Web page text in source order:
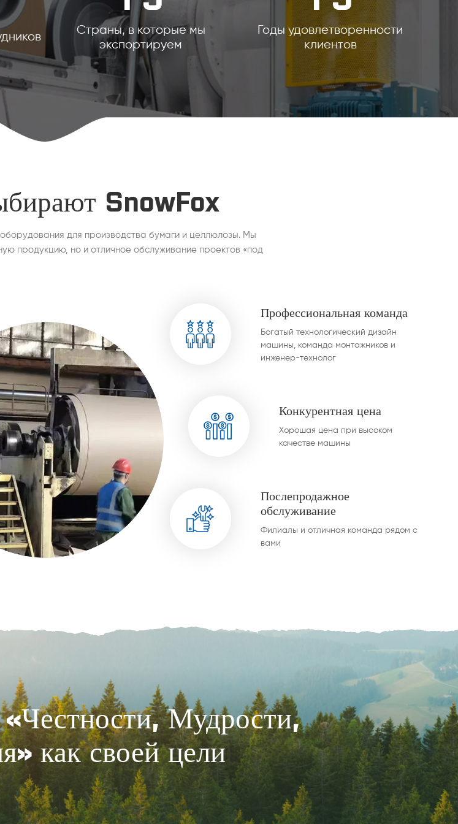
Страны, в которые мы
экспортируем
Годы удовлетворенности
клиентов
SnowFox
для производства бумаги и целлюлозы. Мы
продукцию, но и отличное обслуживание проектов «под
Профессиональная команда
Богатый технологический дизайн
машины, команда монтажников и
инженер-технолог
Конкурентная цена
Хорошая цена при высоком
качестве машины
Послепродажное
обслуживание
Филиалы и отличная команда рядом с
вами
Мудрости,
как своей цели